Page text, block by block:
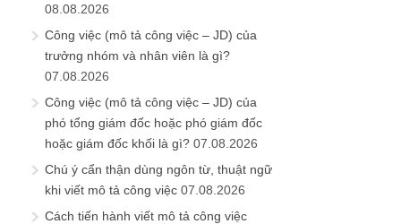
08.08.2026
Công việc (mô tả công việc – JD) của
trưởng nhóm và nhân viên là gì?
07.08.2026
Công việc (mô tả công việc – JD) của
phó tổng giám đốc hoặc phó giám đốc
hoặc giám đốc khối là gì? 07.08.2026
Chú ý cẩn thận dùng ngôn từ, thuật ngữ
khi viết mô tả công việc 07.08.2026
Cách tiến hành viết mô tả công việc